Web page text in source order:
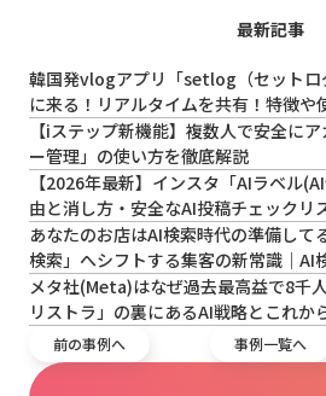
最新記事
韓国発vlogアプリ「setlog（セットロ
に来る！リアルタイムを共有！特徴や
【iステップ新機能】複数人で安全に
ー管理」の使い方を徹底解説
【2026年最新】インスタ「AIラベル
由と消し方・安全なAI投稿チェックリ
あなたのお店はAI検索時代の準備して
検索」へシフトする集客の新常識｜AI
メタ社(Meta)はなぜ過去最高益で8千
リストラ」の裏にあるAI戦略とこれか
前の事例へ 事例一覧へ